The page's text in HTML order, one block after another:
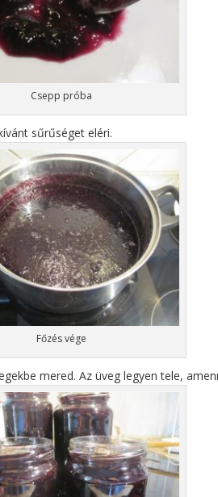
Csepp próba
sűrűséget eléri.
Főzés vége
mered. Az üveg legyen tele,